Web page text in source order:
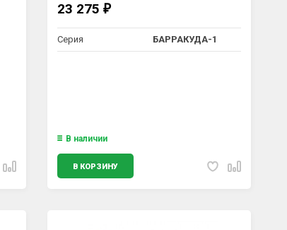
23 275 ₽
Серия БАРРАКУДА-1
В наличии
В КОРЗИНУ